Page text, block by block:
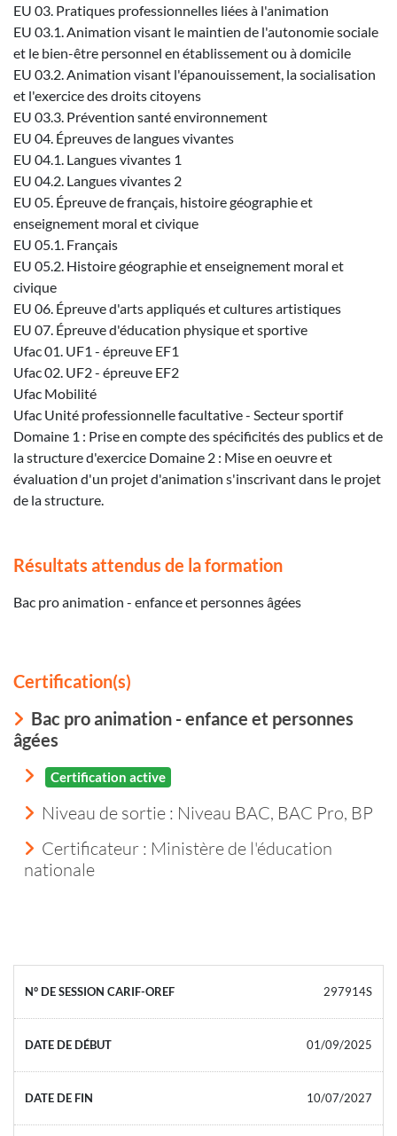
EU 03. Pratiques professionnelles liées à l'animation
EU 03.1. Animation visant le maintien de l'autonomie sociale
et le bien-être personnel en établissement ou à domicile
EU 03.2. Animation visant l'épanouissement, la socialisation
et l'exercice des droits citoyens
EU 03.3. Prévention santé environnement
EU 04. Épreuves de langues vivantes
EU 04.1. Langues vivantes 1
EU 04.2. Langues vivantes 2
EU 05. Épreuve de français, histoire géographie et
enseignement moral et civique
EU 05.1. Français
EU 05.2. Histoire géographie et enseignement moral et
civique
EU 06. Épreuve d'arts appliqués et cultures artistiques
EU 07. Épreuve d'éducation physique et sportive
Ufac 01. UF1 - épreuve EF1
Ufac 02. UF2 - épreuve EF2
Ufac Mobilité
Ufac Unité professionnelle facultative - Secteur sportif
Domaine 1 : Prise en compte des spécificités des publics et de
la structure d'exercice Domaine 2 : Mise en oeuvre et
évaluation d'un projet d'animation s'inscrivant dans le projet
de la structure.
Résultats attendus de la formation
Bac pro animation - enfance et personnes âgées
Certification(s)
Bac pro animation - enfance et personnes
âgées
Certification active
Niveau de sortie : Niveau BAC, BAC Pro, BP
Certificateur : Ministère de l'éducation
nationale
297914S
01/09/2025
10/07/2027